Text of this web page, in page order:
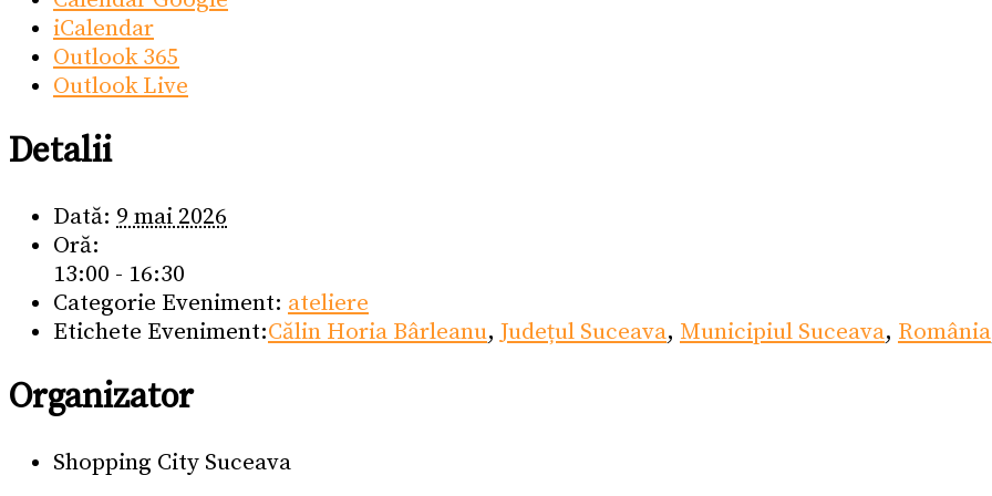
iCalendar
Outlook 365
Outlook Live
Detalii
Dată: 9 mai 2026
Oră:
13:00 - 16:30
Categorie Eveniment: ateliere
Etichete Eveniment:Călin Horia Bârleanu, Județul Suceava, Municipiul Suceava, România
Organizator
Shopping City Suceava